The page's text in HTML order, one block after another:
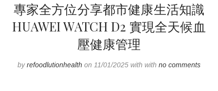
專家全方位分享都市健康生活知識
HUAWEI WATCH D2 實現全天候血
壓健康管理
byrefoodlutionhealth on 11/01/2025 with with no comments